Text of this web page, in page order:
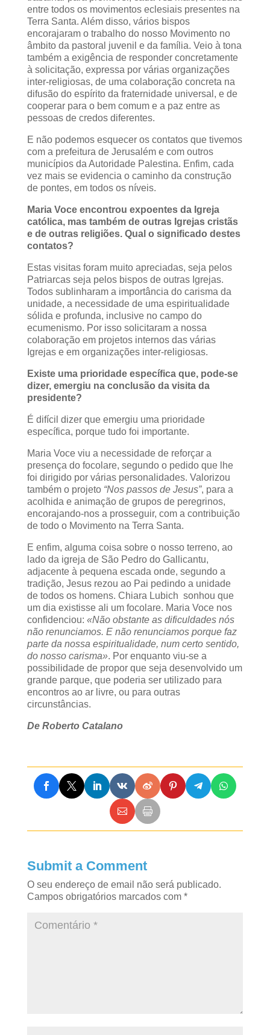
entre todos os movimentos eclesiais presentes na
Terra Santa. Além disso, vários bispos
encorajaram o trabalho do nosso Movimento no
âmbito da pastoral juvenil e da família. Veio à tona
também a exigência de responder concretamente
à solicitação, expressa por várias organizações
inter-religiosas, de uma colaboração concreta na
difusão do espírito da fraternidade universal, e de
cooperar para o bem comum e a paz entre as
pessoas de credos diferentes.
E não podemos esquecer os contatos que tivemos
com a prefeitura de Jerusalém e com outros
municípios da Autoridade Palestina. Enfim, cada
vez mais se evidencia o caminho da construção
de pontes, em todos os níveis.
Maria Voce encontrou expoentes da Igreja
católica, mas também de outras Igrejas cristãs
e de outras religiões. Qual o significado destes
contatos?
Estas visitas foram muito apreciadas, seja pelos
Patriarcas seja pelos bispos de outras Igrejas.
Todos sublinharam a importância do carisma da
unidade, a necessidade de uma espiritualidade
sólida e profunda, inclusive no campo do
ecumenismo. Por isso solicitaram a nossa
colaboração em projetos internos das várias
Igrejas e em organizações inter-religiosas.
Existe uma prioridade específica que, pode-se
dizer, emergiu na conclusão da visita da
presidente?
É difícil dizer que emergiu uma prioridade
específica, porque tudo foi importante.
Maria Voce viu a necessidade de reforçar a
presença do focolare, segundo o pedido que lhe
foi dirigido por várias personalidades. Valorizou
também o projeto “Nos passos de Jesus”, para a
acolhida e animação de grupos de peregrinos,
encorajando-nos a prosseguir, com a contribuição
de todo o Movimento na Terra Santa.
E enfim, alguma coisa sobre o nosso terreno, ao
lado da igreja de São Pedro do Gallicantu,
adjacente à pequena escada onde, segundo a
tradição, Jesus rezou ao Pai pedindo a unidade
de todos os homens. Chiara Lubich sonhou que
um dia existisse ali um focolare. Maria Voce nos
confidenciou: «Não obstante as dificuldades nós
não renunciamos. E não renunciamos porque faz
parte da nossa espiritualidade, num certo sentido,
do nosso carisma». Por enquanto viu-se a
possibilidade de propor que seja desenvolvido um
grande parque, que poderia ser utilizado para
encontros ao ar livre, ou para outras
circunstâncias.
De Roberto Catalano
Submit a Comment
O seu endereço de email não será publicado.
Campos obrigatórios marcados com *